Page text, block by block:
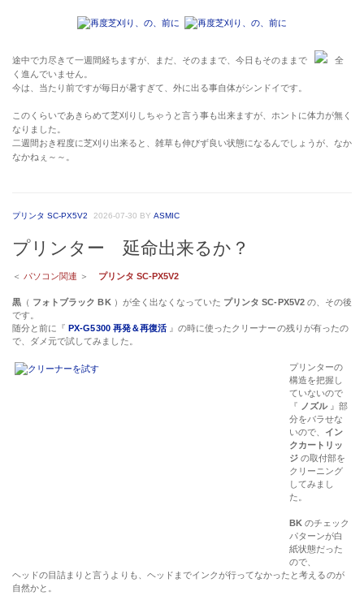
途中で力尽きて一週間経ちますが、まだ、そのままで、今日もそのままで
全
く進んでいません。
今は、当たり前ですが毎日が暑すぎて、外に出る事自体がシンドイです。
このくらいであきらめて芝刈りしちゃうと言う事も出来ますが、ホントに体力が無く
なりました。
二週間おき程度に芝刈り出来ると、雑草も伸びず良い状態になるんでしょうが、なか
なかねぇ～～。
プリンタ SC-PX5V2 2026-07-30 BYASMIC
プリンター 延命出来るか？
＜ パソコン関連 ＞ プリンタ SC-PX5V2
黒 （ フォトブラック BK）が全く出なくなっていた プリンタ SC-PX5V2の、その後
です。
随分と前に『PX-G5300 再発＆再復活』の時に使ったクリーナーの残りが有ったの
で、ダメ元で試してみました。
プリンターの
構造を把握し
ていないので
『 ノズル』部
分をバラせな
いので、 イン
クカートリッ
ジ の取付部を
クリーニング
してみまし
た。
BK のチェック
パターンが白
紙状態だった
ので、
ヘッドの目詰まりと言うよりも、ヘッドまでインクが行ってなかったと考えるのが
自然かと。